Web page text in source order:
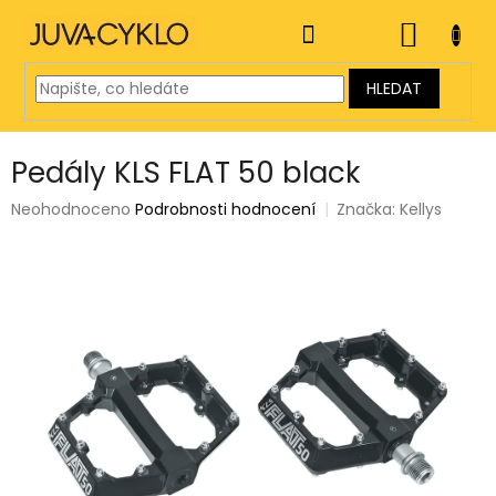
obsah
HLEDAT
KOŠÍK
Pedály KLS FLAT 50 black
Průměrné
hvězdiček.
Neohodnoceno Podrobnosti hodnocení Značka:Kellys